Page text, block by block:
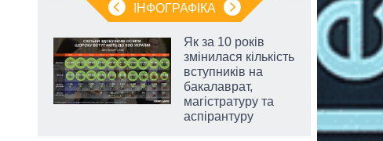
ІНФОГРАФІКА
Як за 10 років
змінилася кількість
вступників на
бакалаврат,
магістратуру та
аспірантуру